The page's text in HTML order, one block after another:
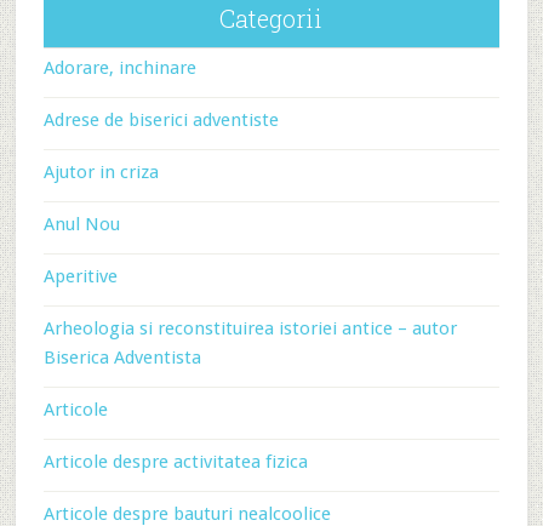
Categorii
Adorare, inchinare
Adrese de biserici adventiste
Ajutor in criza
Anul Nou
Aperitive
Arheologia si reconstituirea istoriei antice – autor
Biserica Adventista
Articole
Articole despre activitatea fizica
Articole despre bauturi nealcoolice